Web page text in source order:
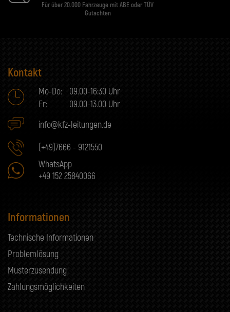
Für über 20.000 Fahrzeuge mit ABE oder TÜV
Gutachten
Kontakt
Mo-Do:
09.00-16:30 Uhr
Fr:
09.00-13.00 Uhr
info@kfz-leitungen.de
(+49)7666 - 9121550
WhatsApp
+49 152 25840066
Informationen
Technische Informationen
Problemlösung
Musterzusendung
Zahlungsmöglichkeiten